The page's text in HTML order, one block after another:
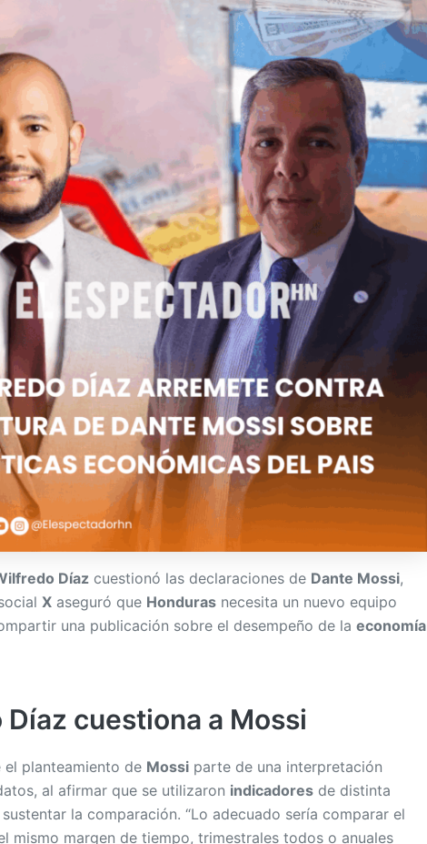
Díaz cuestionó las declaraciones de Dante Mossi,
X aseguró que Honduras necesita un nuevo equipo
una publicación sobre el desempeño de la economía
cuestiona a Mossi
el planteamiento de Mossi parte de una interpretación
al afirmar que se utilizaron indicadores de distinta
la comparación. “Lo adecuado sería comparar el
mismo margen de tiempo, trimestrales todos o anuales